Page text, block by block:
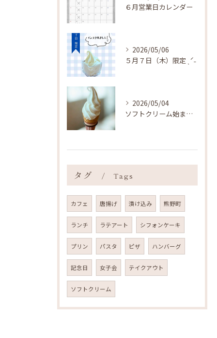
６月営業日カレンダー
2026/05/06
５月７日（木）限定 ˎˊ˗
2026/05/04
ソフトクリーム始まりました ˎˊ˗
タグ Tags
カフェ 唐揚げ 漬け込み 熊野町
ランチ ラテアート シフォンケーキ
プリン パスタ ピザ ハンバーグ
記念日 女子会 テイクアウト
ソフトクリーム